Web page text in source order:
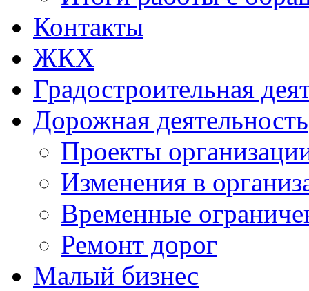
Контакты
ЖКХ
Градостроительная
Дорожная деятельность
Проекты
Изменения в
Временные
Ремонт дорог
Малый бизнес